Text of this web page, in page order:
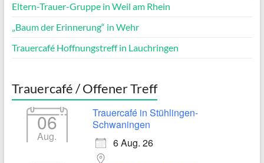
Eltern-Trauer-Gruppe in Weil am Rhein
„Baum der Erinnerung“ in Wehr
Trauercafé Hoffnungstreff in Lauchringen
Trauercafé / Offener Treff
06
Aug.
Trauercafé in Stühlingen-
Schwaningen
6 Aug. 26